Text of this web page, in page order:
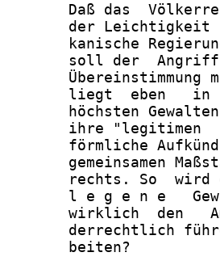
Daß das
der Leichtigkeit
kanische
soll der
Übereinstimmung
liegt  eben   in
höchsten
ihre "legitimen
förmliche
gemeinsamen
rechts. So  wird
l e g e n e
wirklich  den
derrechtlich
       beiten?